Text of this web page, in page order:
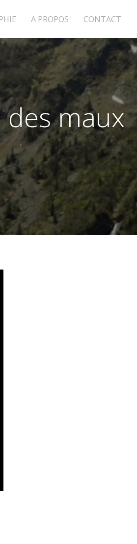
A PROPOS CONTACT
maux